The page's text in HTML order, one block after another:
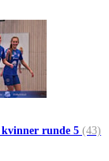
runde 5 (43)